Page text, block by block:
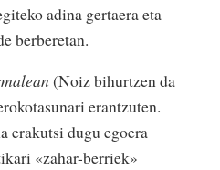
adina gertaera eta
berberetan.
(Noiz bihurtzen da
erantzuten.
erakutsi dugu egoera
«zahar-berriek»